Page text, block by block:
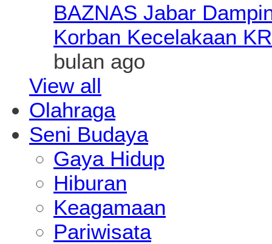
BAZNAS Jabar
Korban Kecelakaan
bulan ago
View all
Olahraga
Seni Budaya
Gaya Hidup
Hiburan
Keagamaan
Pariwisata